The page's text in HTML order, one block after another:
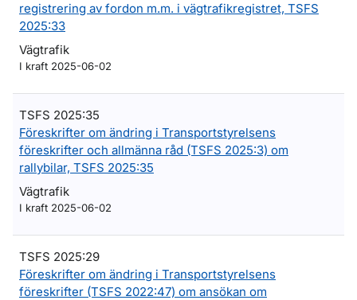
registrering av fordon m.m. i vägtrafikregistret, TSFS
2025:33
Vägtrafik
I kraft 2025-06-02
TSFS 2025:35
Föreskrifter om ändring i Transportstyrelsens
föreskrifter och allmänna råd (TSFS 2025:3) om
rallybilar, TSFS 2025:35
Vägtrafik
I kraft 2025-06-02
TSFS 2025:29
Föreskrifter om ändring i Transportstyrelsens
föreskrifter (TSFS 2022:47) om ansökan om